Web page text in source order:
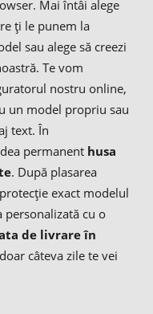
Mai întâi alege
ți le punem la
sau alege să creezi
Te vom
nostru online,
un model propriu sau
text. În
permanent husa
. După plasarea
exact modelul
personalizată cu o
de livrare în
câteva zile te vei